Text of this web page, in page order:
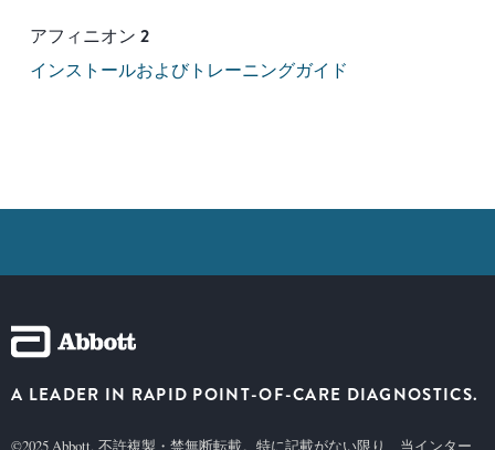
アフィニオン 2
インストールおよびトレーニングガイド
A LEADER IN RAPID POINT-OF-CARE DIAGNOSTICS.
©2025 Abbott. 不許複製・禁無断転載。特に記載がない限り、当インター